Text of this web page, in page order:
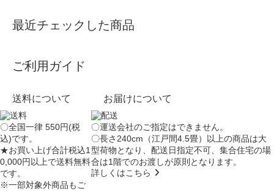
最近チェックした商品
ご利用ガイド
送料について
〇全国一律 550円(税
込)です。
★お買い上げ合計税込1
0,000円以上で送料無料
です。
※一部対象外商品もご
お届けについて
〇運送会社のご指定はできません。
〇長さ240cm（江戸間4.5畳）以上の商品は大
型荷物となり、配送日指定不可、集合住宅の場
合は1階でのお渡しが原則となります。
詳しくはこちら